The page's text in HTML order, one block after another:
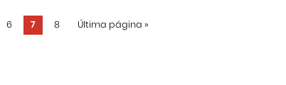
6 7 8 Última página »